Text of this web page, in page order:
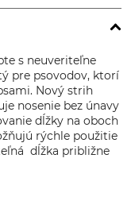
s neuveriteľne
pre psovodov, ktorí
Nový strih
nosenie bez únavy
dĺžky na oboch
rýchle použitie
dĺžka približne